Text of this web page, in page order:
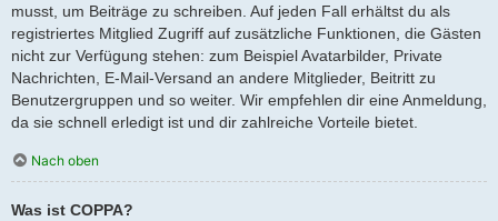
musst, um Beiträge zu schreiben. Auf jeden Fall erhältst du als
registriertes Mitglied Zugriff auf zusätzliche Funktionen, die Gästen
nicht zur Verfügung stehen: zum Beispiel Avatarbilder, Private
Nachrichten, E-Mail-Versand an andere Mitglieder, Beitritt zu
Benutzergruppen und so weiter. Wir empfehlen dir eine Anmeldung,
da sie schnell erledigt ist und dir zahlreiche Vorteile bietet.
Nach oben
Was ist COPPA?